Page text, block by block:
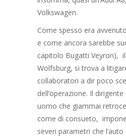
Volkswagen.
Come spesso era
e come ancora sarebbe
capitolo Bugatti Veyron),
Wolfsburg, si trova a
collaboratori a dir poco
dell’operazione. Il
uomo che giammai
come di consueto,
severi parametri che